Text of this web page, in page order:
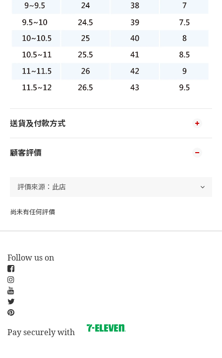
送貨及付款方式
顧客評價
尚未有任何評價
Follow us on
Pay securely with